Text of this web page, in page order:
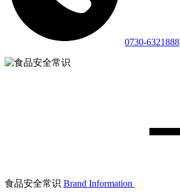
0730-6321888
食品安全常识 Brand Information